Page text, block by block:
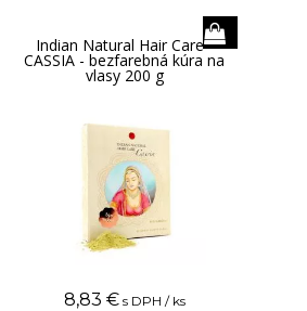
Indian Natural Hair Care -
CASSIA - bezfarebná kúra na
vlasy 200 g
8,83 € s DPH / ks